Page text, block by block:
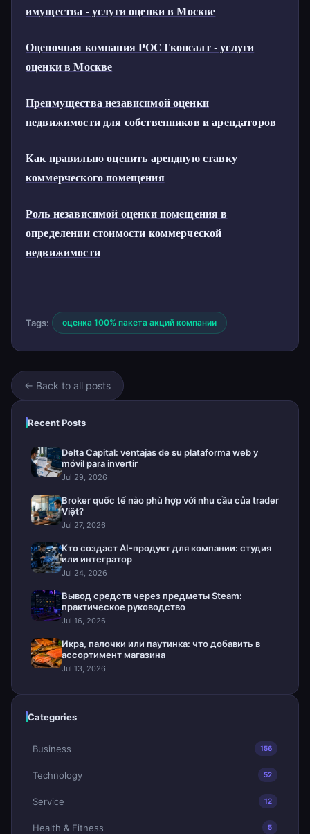
имущества - услуги оценки в Москве
Оценочная компания РОСТконсалт - услуги
оценки в Москве
Преимущества независимой оценки
недвижимости для собственников и арендаторов
Как правильно оценить арендную ставку
коммерческого помещения
Роль независимой оценки помещения в
определении стоимости коммерческой
недвижимости
Tags: оценка 100% пакета акций компании
← Back to all posts
Recent Posts
Delta Capital: ventajas de su plataforma web y
móvil para invertir
Jul 29, 2026
Broker quốc tế nào phù hợp với nhu cầu của trader
Việt?
Jul 27, 2026
Кто создаст AI-продукт для компании: студия
или интегратор
Jul 24, 2026
Вывод средств через предметы Steam:
практическое руководство
Jul 16, 2026
Икра, палочки или паутинка: что добавить в
ассортимент магазина
Jul 13, 2026
Categories
Business 156
Technology 52
Service 12
Health & Fitness 5